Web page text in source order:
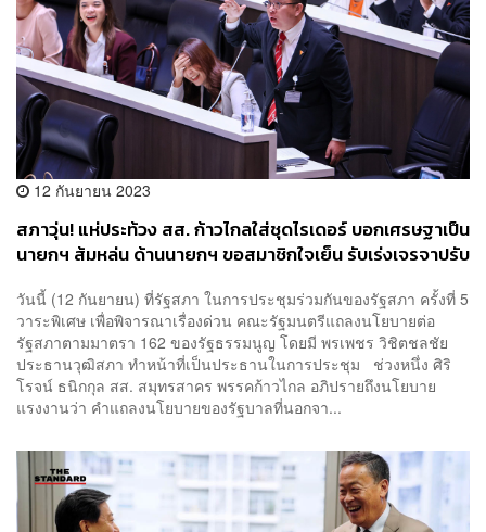
12 กันยายน 2023
สภาวุ่น! แห่ประท้วง สส. ก้าวไกลใส่ชุดไรเดอร์ บอกเศรษฐาเป็น
นายกฯ ส้มหล่น ด้านนายกฯ ขอสมาชิกใจเย็น รับเร่งเจรจาปรับ
วันนี้ (12 กันยายน) ที่รัฐสภา ในการประชุมร่วมกันของรัฐสภา ครั้งที่ 5
วาระพิเศษ เพื่อพิจารณาเรื่องด่วน คณะรัฐมนตรีแถลงนโยบายต่อ
รัฐสภาตามมาตรา 162 ของรัฐธรรมนูญ โดยมี พรเพชร วิชิตชลชัย
ประธานวุฒิสภา ทำหน้าที่เป็นประธานในการประชุม ช่วงหนึ่ง ศิริ
โรจน์ ธนิกกุล สส. สมุทรสาคร พรรคก้าวไกล อภิปรายถึงนโยบาย
แรงงานว่า คำแถลงนโยบายของรัฐบาลที่นอกจา...